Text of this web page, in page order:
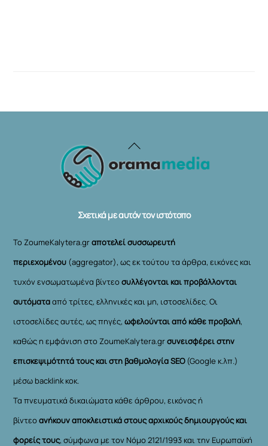
Back
To
Σχετικά με αυτόν τον ιστότοπο
Το ZoumeKalytera.grαποτελεί συσσωρευτή
περιεχομένου (aggregator), ως εκ τούτου τα άρθρα, εικόνες και
τυχόν ενσωματωμένα βίντεοσυλλέγονται και προβάλλονται
αυτόματααπό τρίτες, ελληνικές και μη, ιστοσελίδες. Οι
ιστοσελίδες αυτές, ως πηγές,ωφελούνται από κάθε προβολή,
καθώς η εμφάνιση στο ZoumeKalytera.grσυνεισφέρει στην
επισκεψιμότητά τους και στη βαθμολογία SEO(Google κ.λπ.)
μέσω backlink κοκ.
Τα πνευματικά δικαιώματα κάθε άρθρου, εικόνας ή
βίντεοανήκουν αποκλειστικά στους αρχικούς δημιουργούς και
φορείς τους, σύμφωνα με τον Νόμο 2121/1993 και την Ευρωπαϊκή